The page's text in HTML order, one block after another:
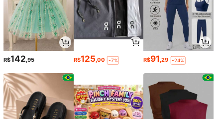
R$142,95 R$125,00 -7% R$91,29 -24%